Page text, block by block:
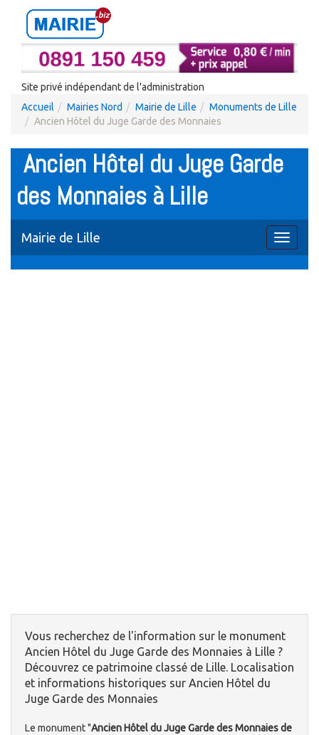
Site privé indépendant de l'administration
Accueil
Mairies Nord Mairie de Lille
Monuments de Lille
Ancien Hôtel du Juge Garde des Monnaies
Ancien Hôtel du Juge Garde
des Monnaies à Lille
Toggle
Mairie de Lille
Vous recherchez de l'information sur le monument
Ancien Hôtel du Juge Garde des Monnaies à Lille ?
Découvrez ce patrimoine classé de Lille. Localisation
et informations historiques sur Ancien Hôtel du
Juge Garde des Monnaies
Le monument "Ancien Hôtel du Juge Garde des Monnaies de